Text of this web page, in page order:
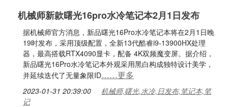
机械师新款曙光16pro水冷笔记本2月1日发布
据机械师官方消息，新品曙光16Pro水冷笔记本将在2月1日晚
19时发布，采用顶级配置，全新13代酷睿i9-13900HX处理
器，最高搭载RTX4090显卡，配备 4K双频魔变屏。据介绍，
新品曙光16Pro水冷笔记本外观采用黑白构成独特设计美学，
并延续迭代了无量象限ID……更多
2023-01-31 20:39:00
机械师,曙光,水冷,日发布,笔记本,笔
记